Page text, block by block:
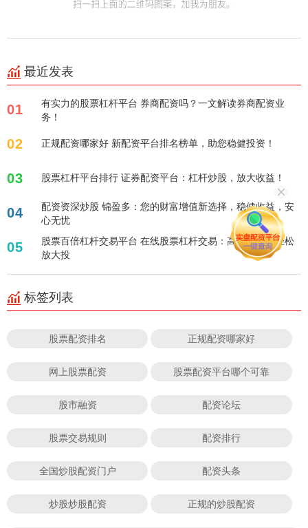
最近发表
01
有实力的股票杠杆平台 券商配资吗？一文解读券商配资业
务！
02 正规配资哪家好 新配资平台排名榜单，助您稳健投资！
03 股票杠杆平台排行 证券配资平台：杠杆炒股，放大收益！
04
配资资深炒股 锦盈多：您的财富增值新选择，稳健收益，安
心无忧
05
股票百倍杠杆交易平台 在线股票杠杆交易：高效策略，轻松
放大投
标签列表
股票配资排名 正规配资哪家好
网上股票配资 股票配资平台哪个可靠
股市融资 配资论坛
股票交易规则 配资排行
全国炒股配资门户 配资头条
炒股炒股配资 正规的炒股配资